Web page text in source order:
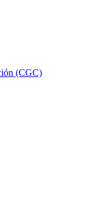
(CGC)